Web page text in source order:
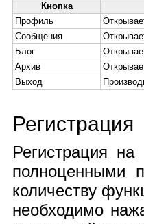
Кнопка
Профиль
Сообщения
Блог
Архив
Выход
Регистрация
Регистрация на
полноценными
количеству
необходимо